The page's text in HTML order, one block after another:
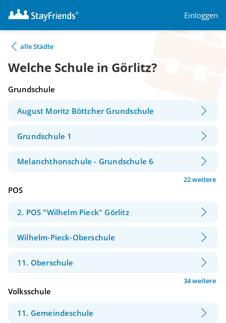
Einloggen
alle Städte
Welche Schule in Görlitz?
Grundschule
August Moritz Böttcher Grundschule
Grundschule 1
Melanchthonschule - Grundschule 6
22 weitere
POS
2. POS "Wilhelm Pieck" Görlitz
Wilhelm-Pieck-Oberschule
11. Oberschule
34 weitere
Volksschule
11. Gemeindeschule